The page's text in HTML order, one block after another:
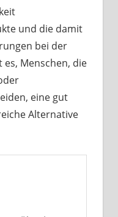
und die damit
bei der
Menschen, die
eine gut
Alternative